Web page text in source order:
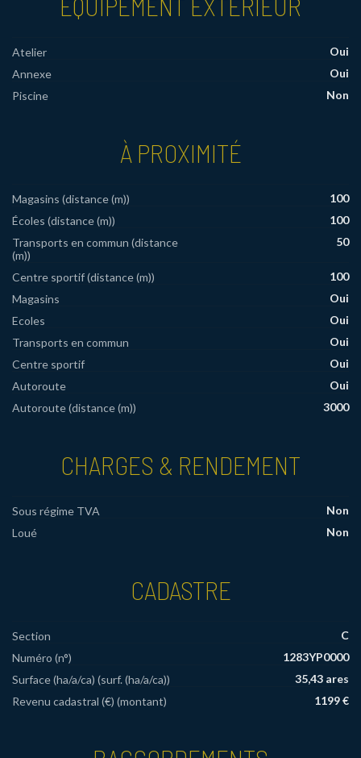
Atelier
Oui
Annexe
Oui
Piscine
Non
À PROXIMITÉ
Magasins (distance (m))
100
Écoles (distance (m))
100
Transports en commun (distance
(m))
50
Centre sportif (distance (m))
100
Magasins
Oui
Ecoles
Oui
Transports en commun
Oui
Centre sportif
Oui
Autoroute
Oui
Autoroute (distance (m))
3000
CHARGES & RENDEMENT
Sous régime TVA
Non
Loué
Non
CADASTRE
Section
C
Numéro (n°)
1283YP0000
Surface (ha/a/ca) (surf. (ha/a/ca))
35,43 ares
Revenu cadastral (€) (montant)
1199 €